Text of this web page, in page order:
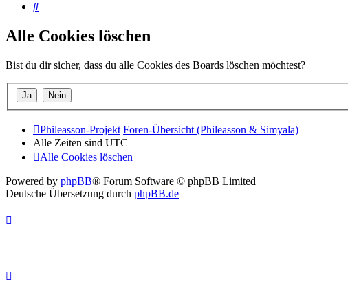
Suche
Alle Cookies löschen
Bist du dir sicher, dass du alle Cookies des Boards löschen möchtest?
Phileasson-Projekt Foren-Übersicht (Phileasson & Simyala)
Alle Zeiten sind UTC
Alle Cookies löschen
Powered by phpBB® Forum Software © phpBB Limited
Deutsche Übersetzung durch phpBB.de